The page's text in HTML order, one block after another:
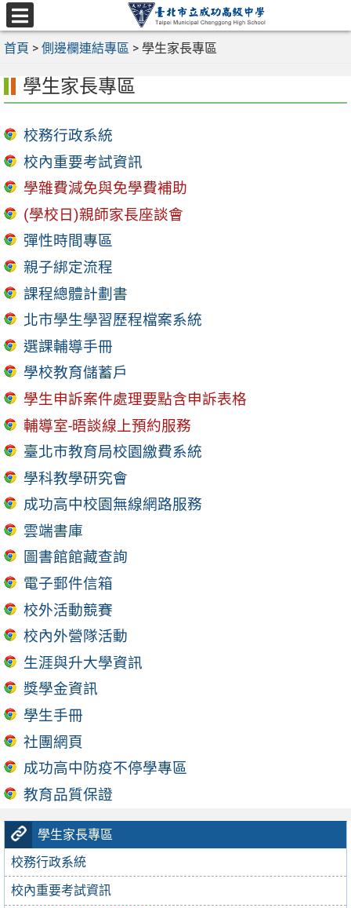
跳
至
主
容
選
單
首頁 > 側邊欄連結專區 > 學生家長專區
學生家長專區
校務行政系統
校內重要考試資訊
學生家長專區
校務行政系統
校內重要考試資訊
學雜費減免與免學費補助
(學校日)親師家長座談會
彈性時間專區
親子綁定流程
課程總體計劃書
北市學生學習歷程檔案系統
選課輔導手冊
學校教育儲蓄戶
學生申訴案件處理要點含申訴表格
輔導室-晤談線上預約服務
臺北市教育局校園繳費系統
學科教學研究會
成功高中校園無線網路服務
雲端書庫
圖書館館藏查詢
電子郵件信箱
校外活動競賽
校內外營隊活動
生涯與升大學資訊
獎學金資訊
學生手冊
社團網頁
成功高中防疫不停學專區
教育品質保證